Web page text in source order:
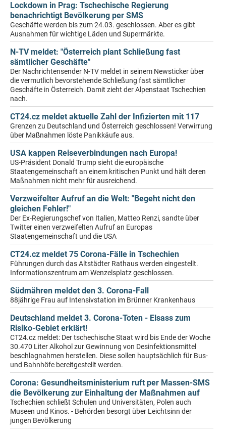
Lockdown in Prag: Tschechische Regierung
benachrichtigt Bevölkerung per SMS
Geschäfte werden bis zum 24.03. geschlossen. Aber es gibt
Ausnahmen für wichtige Läden und Supermärkte.
N-TV meldet: "Österreich plant Schließung fast
sämtlicher Geschäfte"
Der Nachrichtensender N-TV meldet in seinem Newsticker über
die vermutlich bevorstehende Schließung fast sämtlicher
Geschäfte in Österreich. Damit zieht der Alpenstaat Tschechien
nach.
CT24.cz meldet aktuelle Zahl der Infizierten mit 117
Grenzen zu Deutschland und Österreich geschlossen! Verwirrung
über Maßnahmen löste Panikkäufe aus.
USA kappen Reiseverbindungen nach Europa!
US-Präsident Donald Trump sieht die europäische
Staatengemeinschaft an einem kritischen Punkt und hält deren
Maßnahmen nicht mehr für ausreichend.
Verzweifelter Aufruf an die Welt: "Begeht nicht den
gleichen Fehler!"
Der Ex-Regierungschef von Italien, Matteo Renzi, sandte über
Twitter einen verzweifelten Aufruf an Europas
Staatengemeinschaft und die USA
CT24.cz meldet 75 Corona-Fälle in Tschechien
Führungen durch das Altstädter Rathaus werden eingestellt.
Informationszentrum am Wenzelsplatz geschlossen.
Südmähren meldet den 3. Corona-Fall
88jährige Frau auf Intensivstation im Brünner Krankenhaus
Deutschland meldet 3. Corona-Toten - Elsass zum
Risiko-Gebiet erklärt!
CT24.cz meldet: Der tschechische Staat wird bis Ende der Woche
30.470 Liter Alkohol zur Gewinnung von Desinfektionsmittel
beschlagnahmen herstellen. Diese sollen hauptsächlich für Bus-
und Bahnhöfe bereitgestellt werden.
Corona: Gesundheitsministerium ruft per Massen-SMS
die Bevölkerung zur Einhaltung der Maßnahmen auf
Tschechien schließt Schulen und Universitäten, Polen auch
Museen und Kinos. - Behörden besorgt über Leichtsinn der
jungen Bevölkerung